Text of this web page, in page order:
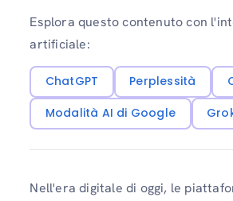
Esplora questo contenuto con
artificiale:
ChatGPT Perplessità
Modalità AI di Google
Nell'era digitale di oggi, le